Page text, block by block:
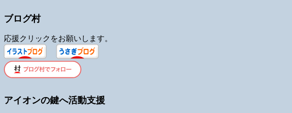
ブログ村
応援クリックをお願いします。
アイオンの鍵へ活動支援